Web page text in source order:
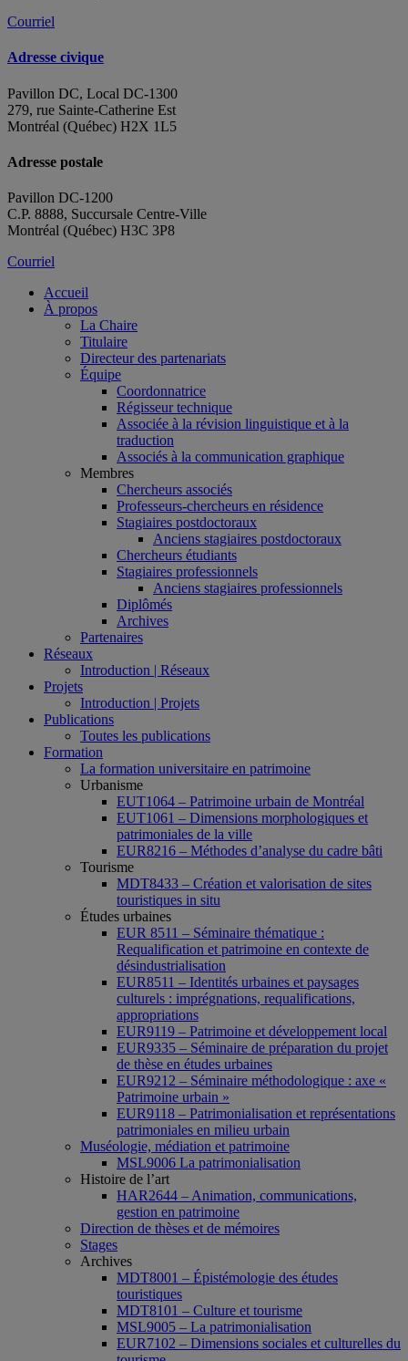
Courriel
Adresse civique
Pavillon DC, Local DC-1300
279, rue Sainte-Catherine Est
Montréal (Québec) H2X 1L5
Adresse postale
Pavillon DC-1200
C.P. 8888, Succursale Centre-Ville
Montréal (Québec) H3C 3P8
Courriel
Accueil
À propos
La Chaire
Titulaire
Directeur des partenariats
Équipe
Coordonnatrice
Régisseur technique
Associée à la révision linguistique et à la
traduction
Associés à la communication graphique
Membres
Chercheurs associés
Professeurs-chercheurs en résidence
Stagiaires postdoctoraux
Anciens stagiaires postdoctoraux
Chercheurs étudiants
Stagiaires professionnels
Anciens stagiaires professionnels
Diplômés
Archives
Partenaires
Réseaux
Introduction | Réseaux
Projets
Introduction | Projets
Publications
Toutes les publications
Formation
La formation universitaire en patrimoine
Urbanisme
EUT1064 – Patrimoine urbain de Montréal
EUT1061 – Dimensions morphologiques et
patrimoniales de la ville
EUR8216 – Méthodes d’analyse du cadre bâti
Tourisme
MDT8433 – Création et valorisation de sites
touristiques in situ
Études urbaines
EUR 8511 – Séminaire thématique :
Requalification et patrimoine en contexte de
désindustrialisation
EUR8511 – Identités urbaines et paysages
culturels : imprégnations, requalifications,
appropriations
EUR9119 – Patrimoine et développement local
EUR9335 – Séminaire de préparation du projet
de thèse en études urbaines
EUR9212 – Séminaire méthodologique : axe «
Patrimoine urbain »
EUR9118 – Patrimonialisation et représentations
patrimoniales en milieu urbain
Muséologie, médiation et patrimoine
MSL9006 La patrimonialisation
Histoire de l’art
HAR2644 – Animation, communications,
gestion en patrimoine
Direction de thèses et de mémoires
Stages
Archives
MDT8001 – Épistémologie des études
touristiques
MDT8101 – Culture et tourisme
MSL9005 – La patrimonialisation
EUR7102 – Dimensions sociales et culturelles du